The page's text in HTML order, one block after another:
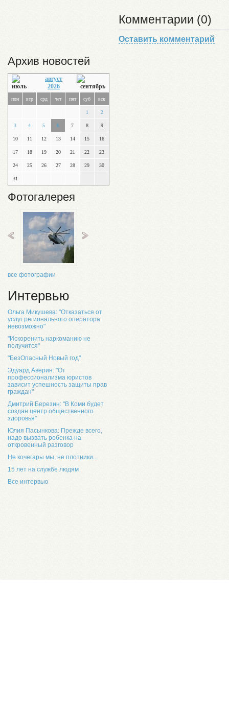
Архив новостей
август
2026
пон втр срд чет пят суб вск
1 2
3 4 5 6 7 8 9
10 11 12 13 14 15 16
17 18 19 20 21 22 23
24 25 26 27 28 29 30
31
Фотогалерея
все фотографии
Интервью
Ольга Микушева: "Отказаться от
услуг регионального оператора
невозможно"
"Искоренить наркоманию не
получится"
"БезОпасный Новый год"
Эдуард Аверин: "От
профессионализма юристов
зависит успешность защиты прав
граждан"
Дмитрий Березин: "В Коми будет
создан центр общественного
здоровья"
Юлия Пасынкова: Прежде всего,
надо вызвать ребенка на
откровенный разговор
Не кочегары мы, не плотники...
15 лет на службе людям
Все интервью
Комментарии (0)
Оставить комментарий